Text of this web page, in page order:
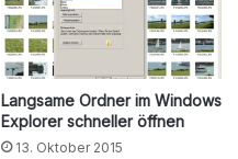
Langsame Ordner im Windows
Explorer schneller öffnen
13. Oktober 2015